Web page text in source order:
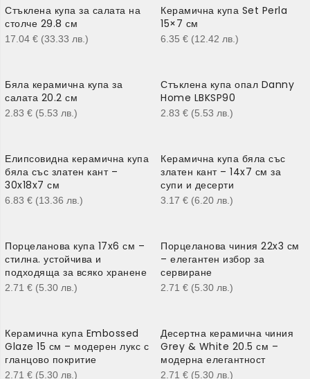
Стъклена купа за салата на
столче 29.8 см
17.04 € (33.33 лв. )
Керамична купа Set Perla
15×7 см
6.35 € (12.42 лв. )
Бяла керамична купа за
салата 20.2 см
2.83 € (5.53 лв. )
Стъклена купа опал Danny
Home LBKSP90
2.83 € (5.53 лв. )
Елипсовидна керамична купа
бяла със златен кант –
30x18x7 см
6.83 € (13.36 лв. )
Керамична купа бяла със
златен кант – 14x7 см за
супи и десерти
3.17 € (6.20 лв. )
Порцеланова купа 17x6 см –
стилна. устойчива и
подходяща за всяко хранене
2.71 € (5.30 лв. )
Порцеланова чиния 22x3 см
– елегантен избор за
сервиране
2.71 € (5.30 лв. )
Керамична купа Embossed
Glaze 15 см – модерен лукс с
гланцово покритие
2.71 € (5.30 лв. )
Десертна керамична чиния
Grey & White 20.5 см –
модерна елегантност
2.71 € (5.30 лв. )